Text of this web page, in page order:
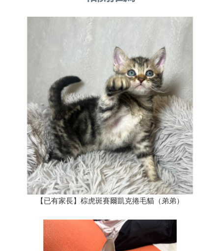
【已有家長】棕虎斑賽爾凱克捲毛貓（弟弟）